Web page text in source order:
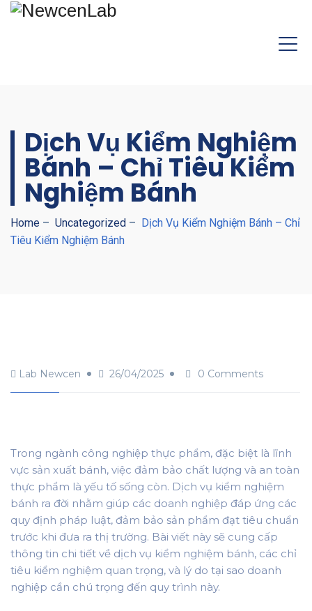
Dịch Vụ Kiểm Nghiệm
Bánh – Chỉ Tiêu Kiểm
Nghiệm Bánh
Home – Uncategorized – Dịch Vụ Kiểm Nghiệm Bánh – Chỉ
Tiêu Kiểm Nghiệm Bánh
Lab Newcen 26/04/2025 0 Comments
Trong ngành công nghiệp thực phẩm, đặc biệt là lĩnh
vực sản xuất bánh, việc đảm bảo chất lượng và an toàn
thực phẩm là yếu tố sống còn. Dịch vụ kiểm nghiệm
bánh ra đời nhằm giúp các doanh nghiệp đáp ứng các
quy định pháp luật, đảm bảo sản phẩm đạt tiêu chuẩn
trước khi đưa ra thị trường. Bài viết này sẽ cung cấp
thông tin chi tiết về dịch vụ kiểm nghiệm bánh, các chỉ
tiêu kiểm nghiệm quan trọng, và lý do tại sao doanh
nghiệp cần chú trọng đến quy trình này.